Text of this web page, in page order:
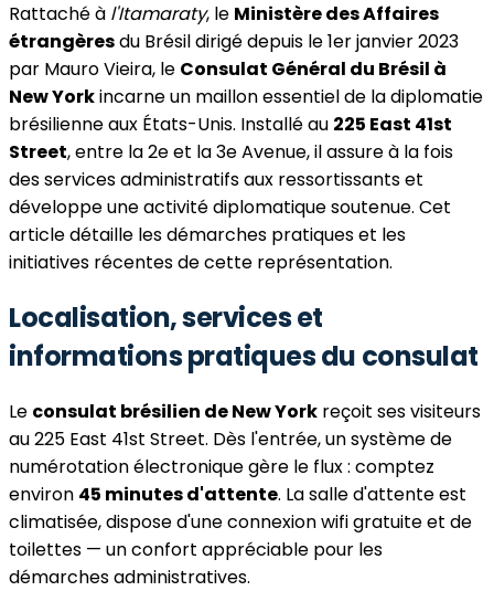
Rattaché à l'Itamaraty, le Ministère des Affaires
étrangèresdu Brésil dirigé depuis le 1er janvier 2023
par Mauro Vieira, le Consulat Général du Brésil à
New Yorkincarne un maillon essentiel de la diplomatie
brésilienne aux États-Unis. Installé au 225 East 41st
Street, entre la 2e et la 3e Avenue, il assure à la fois
des services administratifs aux ressortissants et
développe une activité diplomatique soutenue. Cet
article détaille les démarches pratiques et les
initiatives récentes de cette représentation.
Localisation, services et
informations pratiques du consulat
Le consulat brésilien de New York reçoit ses visiteurs
au 225 East 41st Street. Dès l'entrée, un système de
numérotation électronique gère le flux : comptez
environ 45 minutes d'attente. La salle d'attente est
climatisée, dispose d'une connexion wifi gratuite et de
toilettes — un confort appréciable pour les
démarches administratives.